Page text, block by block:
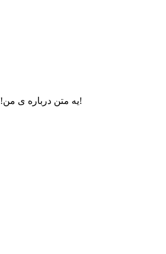
یه متن درباره ی من!قسمت دیگری از متنی درباره ی من!